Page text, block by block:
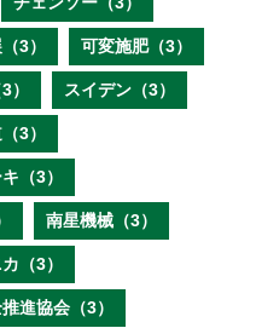
3） 可変施肥（3）
） スイデン（3）
3）
（3）
南星機械（3）
（3）
進協会（3）